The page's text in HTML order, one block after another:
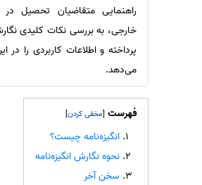
سفارش چکیده مبسوط
سفارش ترجمه مولتی‌مدیا
سفارش گویندگی
سفارش تولید محتوا
سفارش ترجمه همزمان
سفارش چکیده گرافیکی
سفارش تهیه کاورلتر
سفارش انگیزه‌نامه‌SOP
راهنمایی متقاضیان تحصیل در
خارجی، به بررسی نکات کلیدی
پرداخته و اطلاعات کاربردی را در
می‌دهد.
فهرست [
]
انگیزه‌نامه چیست؟
نحوه نگارش انگیزه‌نامه
سخن آخر